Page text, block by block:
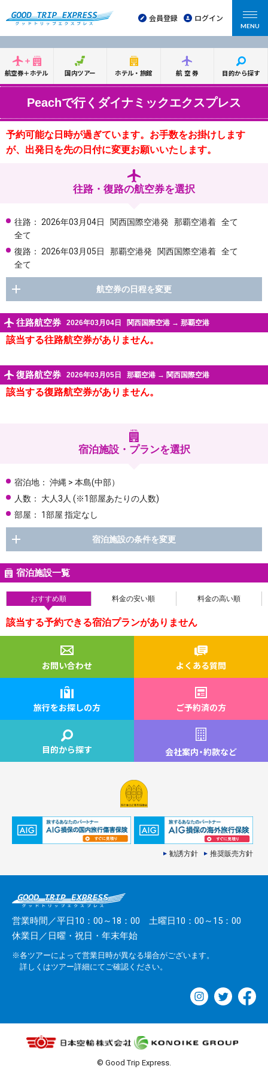
会員登録 ログイン
MENU
航空券＋ホテル 国内ツアー ホテル・旅館 航空券 目的から探す
Peachで行くダイナミックエクスプレス
予約可能な日時が過ぎています。お手数をお掛けします
が、出発日を先の日付に変更お願いいたします。
往路・復路の航空券を選択
往路： 2026年03月04日 関西国際空港発 那覇空港着 全て
全て
復路： 2026年03月05日 那覇空港発 関西国際空港着 全て
全て
航空券の日程を変更
往路航空券 2026年03月04日 関西国際空港 → 那覇空港
該当する往路航空券がありません。
復路航空券 2026年03月05日 那覇空港 → 関西国際空港
該当する復路航空券がありません。
宿泊施設・プランを選択
宿泊地： 沖縄 > 本島(中部）
人数：
大人3人 (※1部屋あたりの人数)
部屋：
1部屋 指定なし
宿泊施設の条件を変更
宿泊施設一覧
おすすめ順 料金の安い順 料金の高い順
該当する予約できる宿泊プランがありません
お問い合わせ よくある質問
旅行をお探しの方 ご予約済の方
目的から探す 会社案内・約款など
勧誘方針 推奨販売方針
営業時間／平日10：00～18：00 土曜日10：00～15：00
休業日／日曜・祝日・年末年始
※各ツアーによって営業日時が異なる場合がございます。
詳しくはツアー詳細にてご確認ください。
© Good Trip Express.